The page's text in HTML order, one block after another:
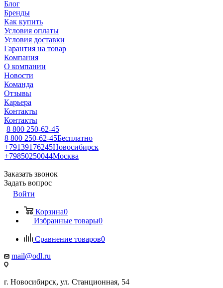
Блог
Бренды
Как купить
Условия оплаты
Условия доставки
Гарантия на товар
Компания
О компании
Новости
Команда
Отзывы
Карьера
Контакты
Контакты
8 800 250-62-45
8 800 250-62-45Бесплатно
+79139176245Новосибирск
+79850250044Москва
Заказать звонок
Задать вопрос
Войти
Корзина0
Избранные товары0
Сравнение товаров0
mail@odl.ru
г. Новосибирск, ул. Станционная, 54